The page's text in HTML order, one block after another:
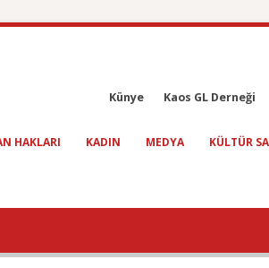
Künye Kaos GL Derneği
HAKLARI KADIN MEDYA KÜLTÜR